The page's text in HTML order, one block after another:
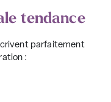
tendance
parfaitement
: